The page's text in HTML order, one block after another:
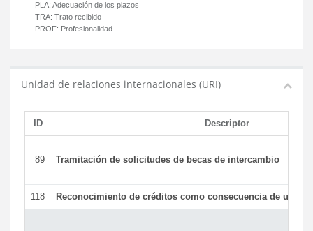
PLA: Adecuación de los plazos
TRA: Trato recibido
PROF: Profesionalidad
Unidad de relaciones internacionales (URI)
ID Descriptor
89 Tramitación de solicitudes de becas de intercambio
118 Reconocimiento de créditos como consecuencia de un